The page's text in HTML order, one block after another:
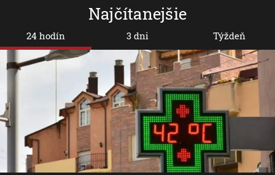
Najčítanejšie
24 hodín 3 dni Týždeň